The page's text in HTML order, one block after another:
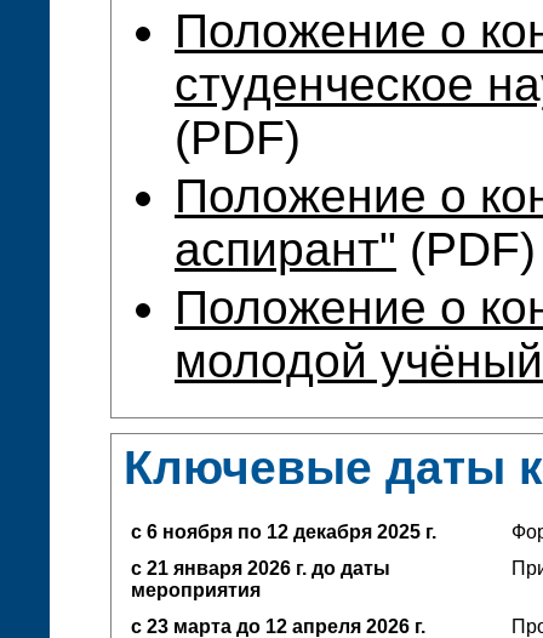
Положение о
студенческое
(PDF)
Положение о
аспирант" (PDF)
Положение о
молодой
Ключевые даты
с 6 ноября по 12 декабря 2025 г.
с 21 января 2026 г. до даты
мероприятия
с 23 марта до 12 апреля 2026 г.